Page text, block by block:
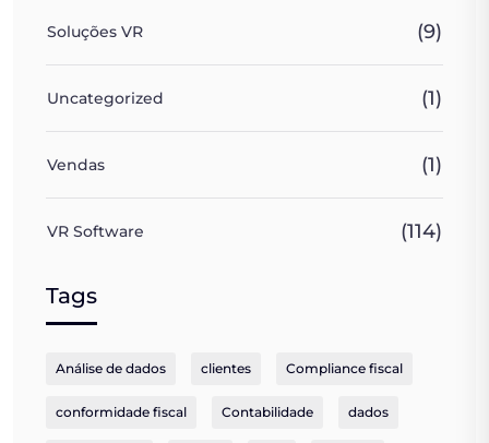
Soluções VR (9)
Uncategorized (1)
Vendas (1)
VR Software (114)
Tags
Análise de dados clientes Compliance fiscal
conformidade fiscal Contabilidade dados